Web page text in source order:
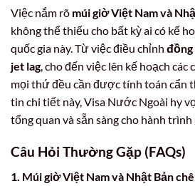
Việc nắm rõ múi giờ Việt Nam và
không thể thiếu cho bất kỳ ai có kế
quốc gia này. Từ việc điều chỉnh đồng
jet lag, cho đến việc lên kế hoạch các
mọi thứ đều cần được tính toán cẩn
tin chi tiết này, Visa Nước Ngoài hy
tổng quan và sẵn sàng cho hành
Câu Hỏi Thường Gặp (FAQs)
1. Múi giờ Việt Nam và Nhật Bản